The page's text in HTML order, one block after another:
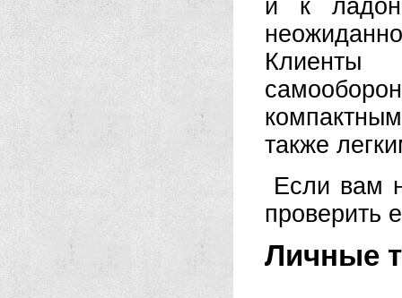
и к
Клиенты
также
Если вам
проверить
Личные